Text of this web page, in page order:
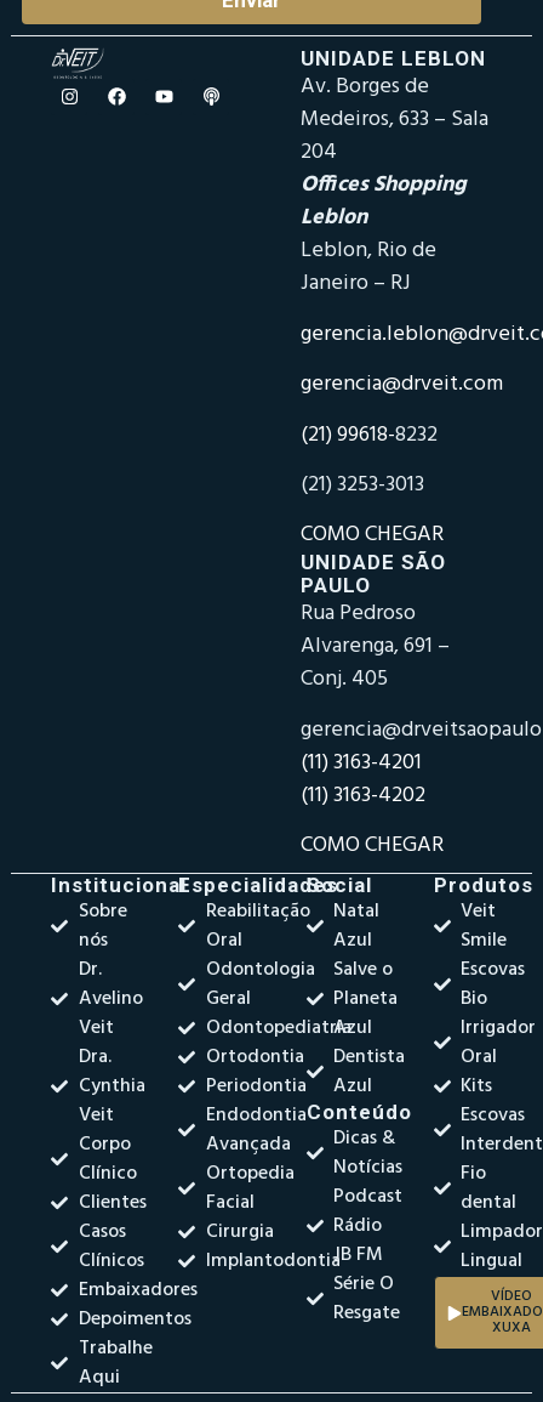
UNIDADE LEBLON
Av. Borges de
Medeiros, 633 – Sala
204
Offices Shopping
Leblon
Leblon, Rio de
Janeiro – RJ
gerencia@drveit.com
(21) 99618-8232
(21) 3253-3013
COMO CHEGAR
UNIDADE SÃO
PAULO
Rua Pedroso
Alvarenga, 691 –
Conj. 405
(11) 3163-4201
(11) 3163-4202
COMO CHEGAR
Institucional
Sobre
nós
Dr.
Avelino
Veit
Dra.
Cynthia
Veit
Corpo
Clínico
Clientes
Casos
Clínicos
Embaixadores
Depoimentos
Trabalhe
Aqui
Especialidades
Reabilitação
Oral
Odontologia
Geral
Odontopediatria
Ortodontia
Periodontia
Endodontia
Avançada
Ortopedia
Facial
Cirurgia
Implantodontia
Social
Natal
Azul
Salve o
Planeta
Azul
Dentista
Azul
Conteúdo
Dicas &
Notícias
Podcast
Rádio
JB FM
Série O
Resgate
Produtos
Veit
Smile
Escovas
Bio
Irrigador
Oral
Kits
Escovas
Fio
dental
Limpador
Lingual
VÍDEO
XUXA